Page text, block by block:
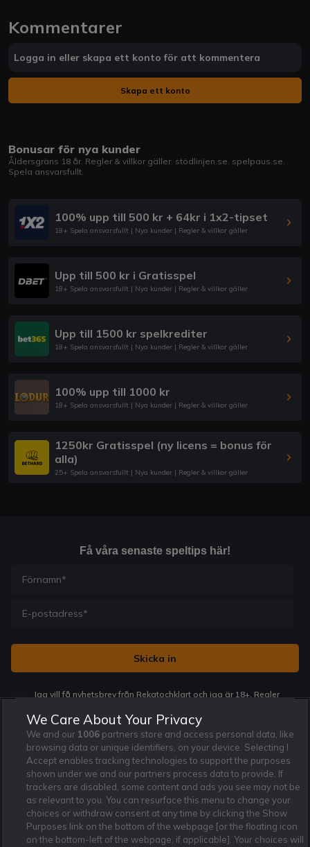
Kommentarer
Logga in eller skapa ett konto för att kommentera
Skapa ett konto
Bonusar för nya kunder
Åldersgräns 18 år. Regler & villkor gäller. stödlinjen.se. spelpaus.se.
Spela ansvarsfullt.
100% upp till 500 kr + 64kr i 1x2-tipset
18+ Spela ansvarsfullt | Nya kunder | Regler & villkor gäller
Upp till 500 kr i Gratisspel
18+ Spela ansvarsfullt | Nya kunder | Regler & villkor gäller
Upp till 1500 kr spelkrediter
18+ Spela ansvarsfullt | Nya kunder | Regler & villkor gäller
100% upp till 1000 kr
18+ Spela ansvarsfullt | Nya kunder | Regler & villkor gäller
1250kr Gratisspel (ny licens = bonus för
alla)
25+ Spela ansvarsfullt | Nya kunder | Regler & villkor gäller
Få våra senaste speltips här!
Jag vill få nyhetsbrev från Rekatochklart och jag är 18+. Regler
Affiliate Modell
Kontakta oss
Ansvarsfullt Spelande
Nyhetsarkiv
Cookie Policy
Användarvilkor
Integritetspolicy
We Care About Your Privacy
We and our 1006 partners store and access personal data, like
browsing data or unique identifiers, on your device. Selecting I
Accept enables tracking technologies to support the purposes
shown under we and our partners process data to provide. If
trackers are disabled, some content and ads you see may not be
as relevant to you. You can resurface this menu to change your
choices or withdraw consent at any time by clicking the Show
Purposes link on the bottom of the webpage [or the floating icon
on the bottom-left of the webpage, if applicable]. Your choices will